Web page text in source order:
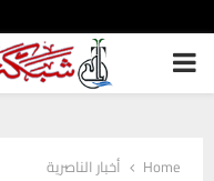
PRIMARY
Home
أخبار الناصرية